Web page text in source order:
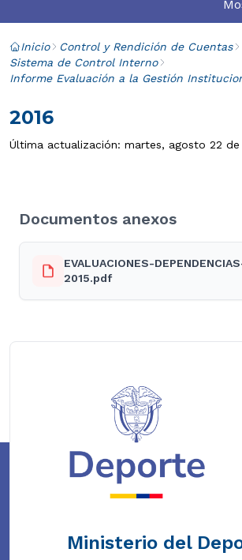
Inicio
Control y Rendición de Cuentas
Sistema de Control Interno
Informe Evaluación a la Gestión
2016
Última actualización: martes, agosto 22 de
Documentos anexos
EVALUACIONES-
2015.pdf
Ministerio del